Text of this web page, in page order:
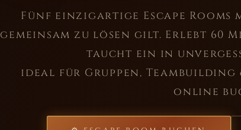
Fünf einzigartige Escape
gemeinsam zu lösen gilt. Erlebt 60
taucht ein in
ideal für Gruppen, Teambuilding
online